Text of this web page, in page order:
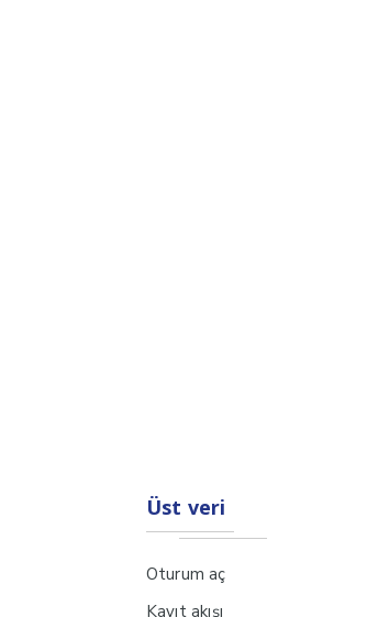
Üst veri
Oturum aç
Kayıt akışı